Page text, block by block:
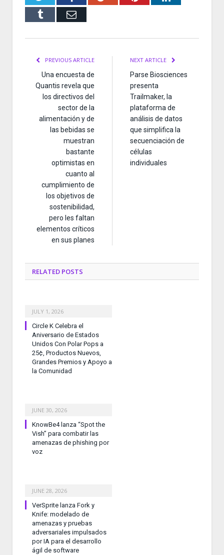
Tumblr Email
PREVIOUS ARTICLE
Una encuesta de
Quantis revela que
los directivos del
sector de la
alimentación y de
las bebidas se
muestran
bastante
optimistas en
cuanto al
cumplimiento de
los objetivos de
sostenibilidad,
pero les faltan
elementos críticos
en sus planes
NEXT ARTICLE
Parse Biosciences
presenta
Trailmaker, la
plataforma de
análisis de datos
que simplifica la
secuenciación de
células
individuales
RELATED POSTS
JULY 1, 2026
Circle K Celebra el
Aniversario de Estados
Unidos Con Polar Pops a
25¢, Productos Nuevos,
Grandes Premios y Apoyo a
la Comunidad
JUNE 30, 2026
KnowBe4 lanza “Spot the
Vish” para combatir las
amenazas de phishing por
voz
JUNE 28, 2026
VerSprite lanza Fork y
Knife: modelado de
amenazas y pruebas
adversariales impulsados
por IA para el desarrollo
ágil de software